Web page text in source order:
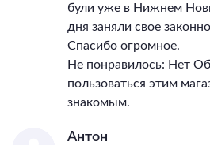
були уже в Нижнем
дня заняли свое
Спасибо огромное.
Не понравилось: Нет
пользоваться этим
знакомым.
Антон